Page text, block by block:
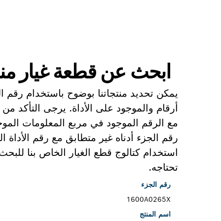
ابحث عن قطعة غيار
يمكن تحديد منتجاتنا بوضوح باستخدام
أرقام والموجود على الأداة. يرجى التأكد
مع الرقم الموجود في مربع المعلومات
رقم الجزء أدناه غير متطابق مع رقم
استخدام كتالوج قطع الغيار الخاص بنا
تحتاجه.
رقم الجزء
1600A0265X
اسم المنتج